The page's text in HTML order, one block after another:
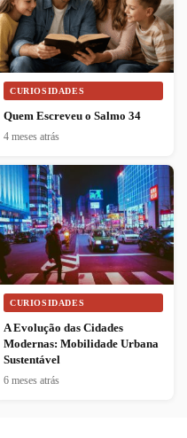
CURIOSIDADES
Quem Escreveu o Salmo 34
4 meses atrás
CURIOSIDADES
A Evolução das Cidades
Modernas: Mobilidade Urbana
Sustentável
6 meses atrás